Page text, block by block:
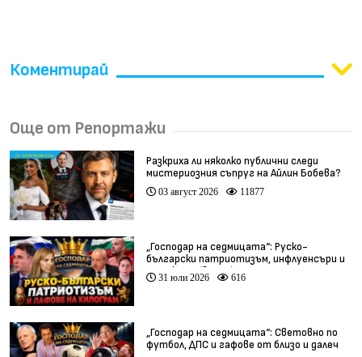
Коментирай
Още от Репортажи
Разкриха ли няколко публични следи
мистериозния съпруг на Айлин Бобева?
03 август 2026 11877
„Господар на седмицата“: Руско-
български патриотизъм, инфлуенсъри и
тарикати (видео)
31 юли 2026 616
„Господар на седмицата“: Световно по
футбол, ДПС и гафове от близо и далеч